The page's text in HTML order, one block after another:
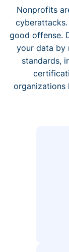
Nonprofits
cyberattacks.
good offense.
your data by
standards,
organizations